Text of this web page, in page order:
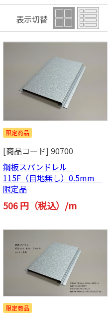
表示切替
限定商品
[商品コード] 90700
鋼板スパンドレル
115F（目地無し）0.5mm
限定品
506 円（税込）/m
限定商品